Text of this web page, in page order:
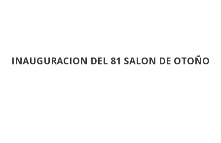
INAUGURACION DEL 81 SALON DE OTOÑO